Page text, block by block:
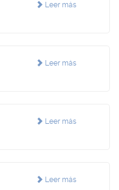
Leer más
Leer más
Leer más
Leer más